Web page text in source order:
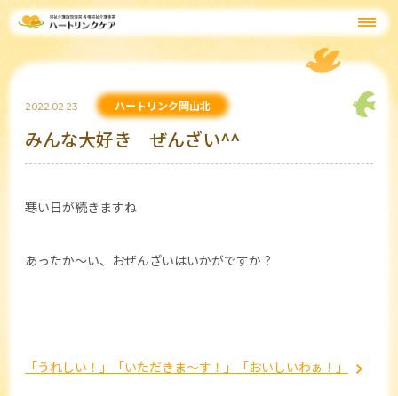
2022.02.23 ハートリンク岡山北
みんな大好き ぜんざい^^
寒い日が続きますね
あったか～い、おぜんざいはいかがですか？
「うれしい！」「いただきま～す！」「おいしいわぁ！」